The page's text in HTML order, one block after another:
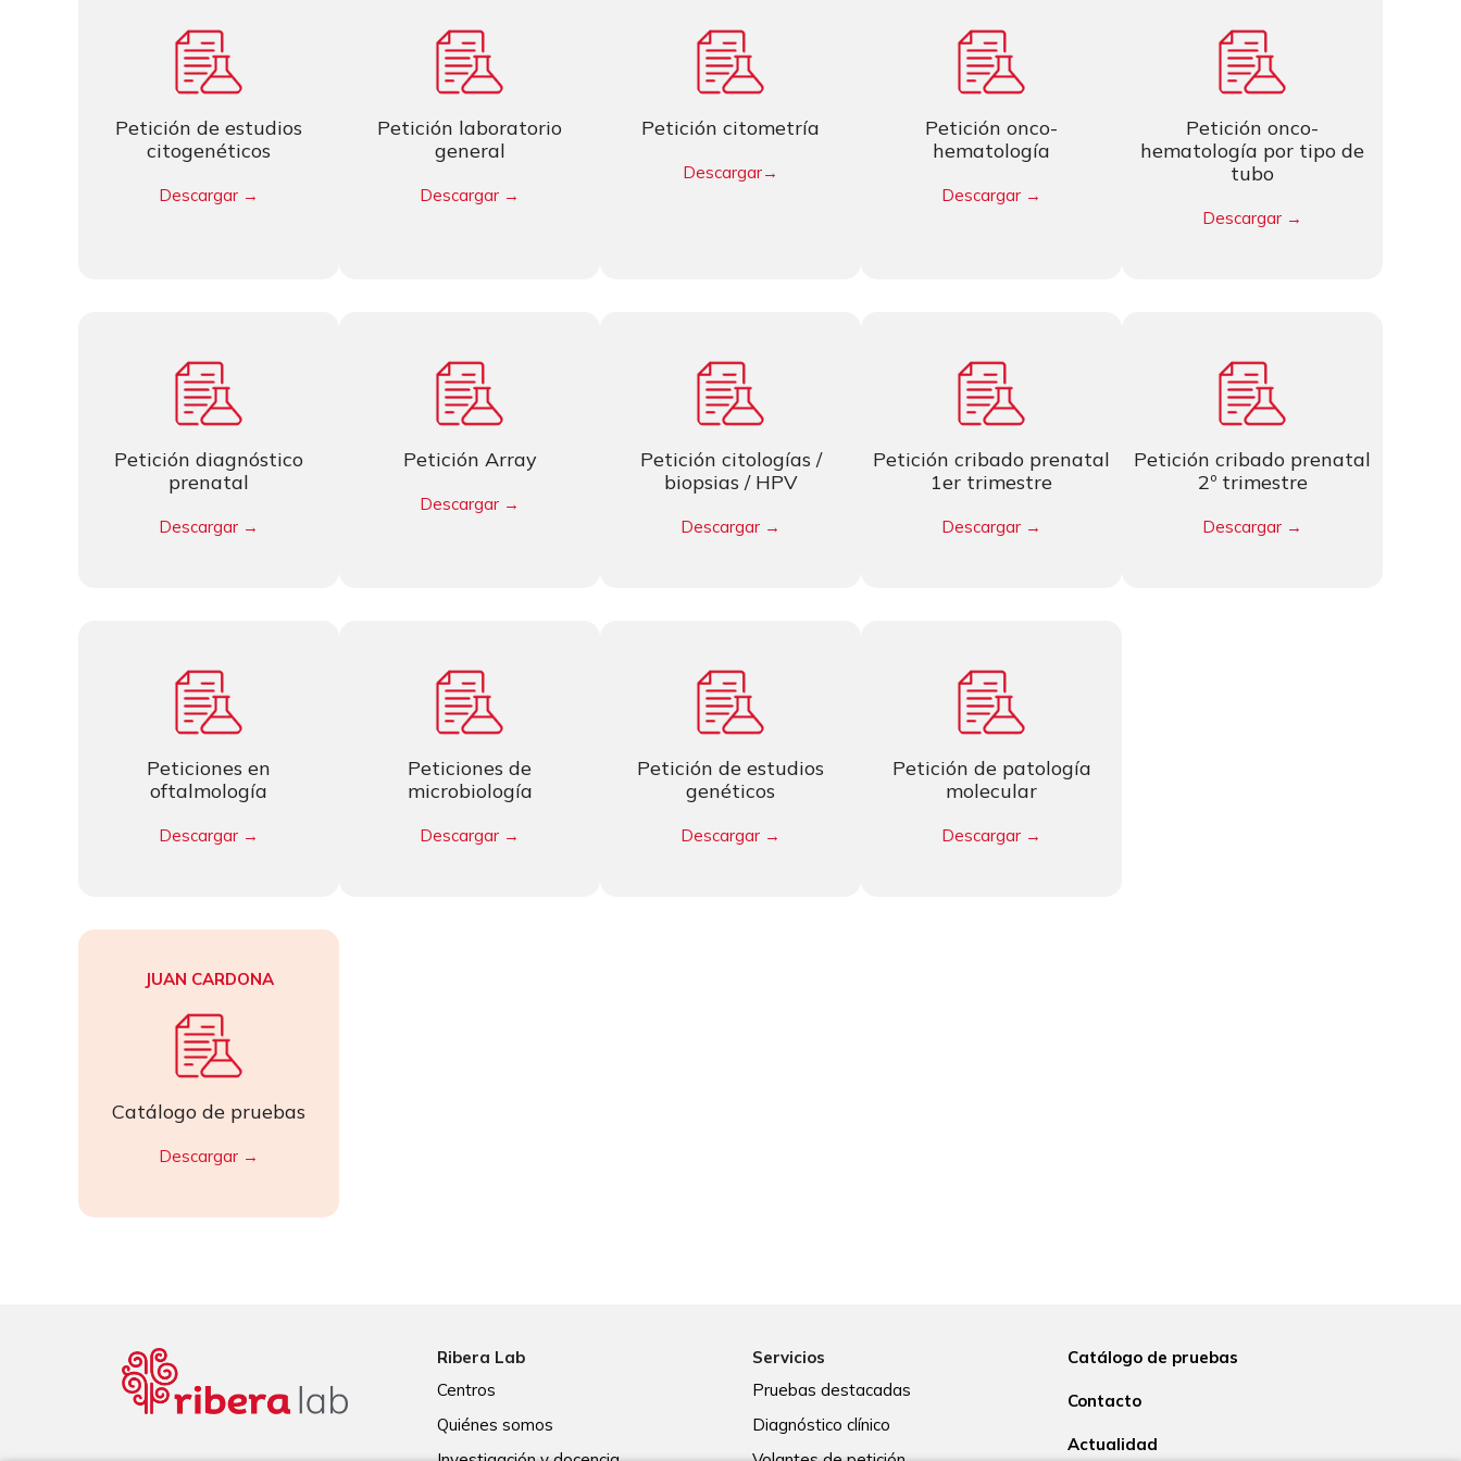
Petición de estudios
citogenéticos
Descargar →
Petición laboratorio
general
Descargar →
Petición citometría
Descargar→
Petición onco-
hematología
Descargar →
Petición onco-
hematología por tipo de
tubo
Descargar →
Petición diagnóstico
prenatal
Descargar →
Petición Array
Descargar →
Petición citologías /
biopsias / HPV
Descargar →
Petición cribado prenatal
1er trimestre
Descargar →
Petición cribado prenatal
2º trimestre
Descargar →
Peticiones en
oftalmología
Descargar →
Peticiones de
microbiología
Descargar →
Petición de estudios
genéticos
Descargar →
Petición de patología
molecular
Descargar →
JUAN CARDONA
Catálogo de pruebas
Descargar →
Ribera Lab
Centros
Quiénes somos
Servicios
Pruebas destacadas
Diagnóstico clínico
Catálogo de pruebas
Contacto
Actualidad